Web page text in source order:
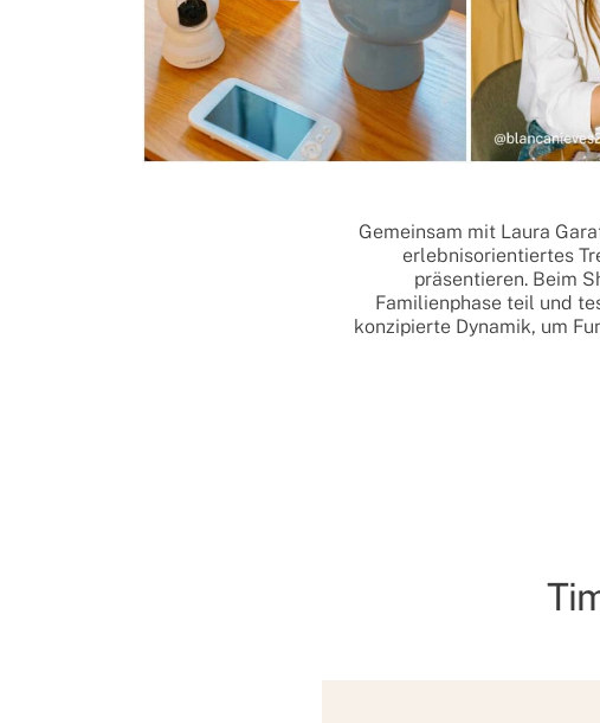
Gemeinsam mit Laura
erlebnisorientiertes
präsentieren. Beim
Familienphase teil und
konzipierte Dynamik, um